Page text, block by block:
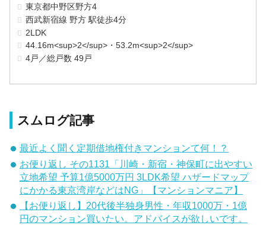
東京都中野区野方4
西武新宿線 野方 駅徒歩4分
2LDK
44.16m<sup>2</sup>・53.2m<sup>2</sup>
4戸／総戸数 49戸
スムログ記事
最近よく聞く定期借地権付きマンションて何！？
お便り返し その1131「川崎・新宿・神保町に出やすい
立地希望 予算1億5000万円 3LDK希望 ハザードマップ
にかかる東京湾岸などはNG」【マンションマニア】
【お便り返し】20代後半独身男性・年収1000万・1億
円のマンション買いたい。アドバイスが欲しいです。